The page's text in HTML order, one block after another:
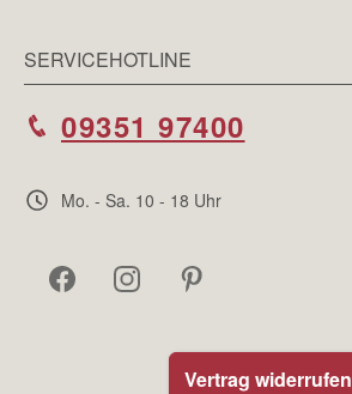
SERVICEHOTLINE
09351 97400
Mo. - Sa. 10 - 18 Uhr
Vertrag widerrufen